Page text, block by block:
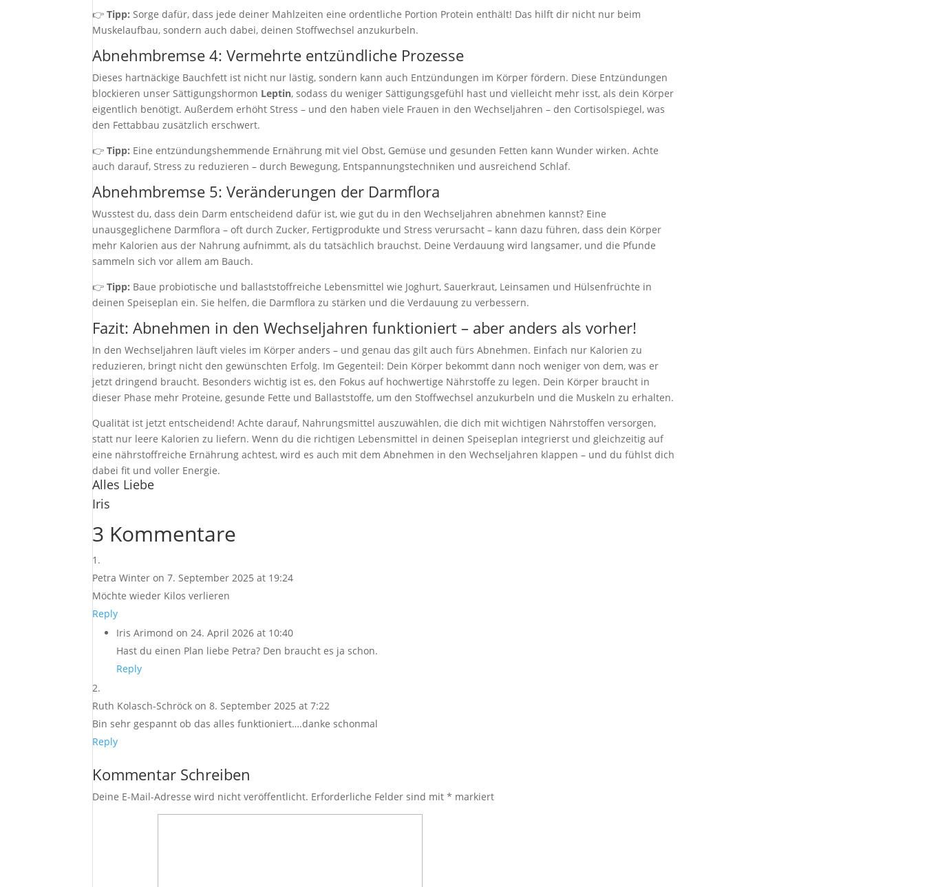
👉Tipp: Sorge dafür, dass jede deiner Mahlzeiten eine ordentliche Portion Protein enthält! Das hilft dir nicht nur beim
Muskelaufbau, sondern auch dabei, deinen Stoffwechsel anzukurbeln.
Abnehmbremse 4: Vermehrte entzündliche Prozesse
Dieses hartnäckige Bauchfett ist nicht nur lästig, sondern kann auch Entzündungen im Körper fördern. Diese Entzündungen
blockieren unser Sättigungshormon Leptin, sodass du weniger Sättigungsgefühl hast und vielleicht mehr isst, als dein Körper
eigentlich benötigt. Außerdem erhöht Stress – und den haben viele Frauen in den Wechseljahren – den Cortisolspiegel, was
den Fettabbau zusätzlich erschwert.
👉Tipp: Eine entzündungshemmende Ernährung mit viel Obst, Gemüse und gesunden Fetten kann Wunder wirken. Achte
auch darauf, Stress zu reduzieren – durch Bewegung, Entspannungstechniken und ausreichend Schlaf.
Abnehmbremse 5: Veränderungen der Darmflora
Wusstest du, dass dein Darm entscheidend dafür ist, wie gut du in den Wechseljahren abnehmen kannst? Eine
unausgeglichene Darmflora – oft durch Zucker, Fertigprodukte und Stress verursacht – kann dazu führen, dass dein Körper
mehr Kalorien aus der Nahrung aufnimmt, als du tatsächlich brauchst. Deine Verdauung wird langsamer, und die Pfunde
sammeln sich vor allem am Bauch.
👉Tipp: Baue probiotische und ballaststoffreiche Lebensmittel wie Joghurt, Sauerkraut, Leinsamen und Hülsenfrüchte in
deinen Speiseplan ein. Sie helfen, die Darmflora zu stärken und die Verdauung zu verbessern.
Fazit: Abnehmen in den Wechseljahren funktioniert – aber anders als vorher!
In den Wechseljahren läuft vieles im Körper anders – und genau das gilt auch fürs Abnehmen. Einfach nur Kalorien zu
reduzieren, bringt nicht den gewünschten Erfolg. Im Gegenteil: Dein Körper bekommt dann noch weniger von dem, was er
jetzt dringend braucht. Besonders wichtig ist es, den Fokus auf hochwertige Nährstoffe zu legen. Dein Körper braucht in
dieser Phase mehr Proteine, gesunde Fette und Ballaststoffe, um den Stoffwechsel anzukurbeln und die Muskeln zu erhalten.
Qualität ist jetzt entscheidend! Achte darauf, Nahrungsmittel auszuwählen, die dich mit wichtigen Nährstoffen versorgen,
statt nur leere Kalorien zu liefern. Wenn du die richtigen Lebensmittel in deinen Speiseplan integrierst und gleichzeitig auf
eine nährstoffreiche Ernährung achtest, wird es auch mit dem Abnehmen in den Wechseljahren klappen – und du fühlst dich
dabei fit und voller Energie.
Alles Liebe
Iris
3 Kommentare
Petra Winter on 7. September 2025 at 19:24
Möchte wieder Kilos verlieren
Reply
Iris Arimond on 24. April 2026 at 10:40
Hast du einen Plan liebe Petra? Den braucht es ja schon.
Reply
Ruth Kolasch-Schröck on 8. September 2025 at 7:22
Bin sehr gespannt ob das alles funktioniert….danke schonmal
Reply
Kommentar Schreiben
Deine E-Mail-Adresse wird nicht veröffentlicht. Erforderliche Felder sind mit* markiert